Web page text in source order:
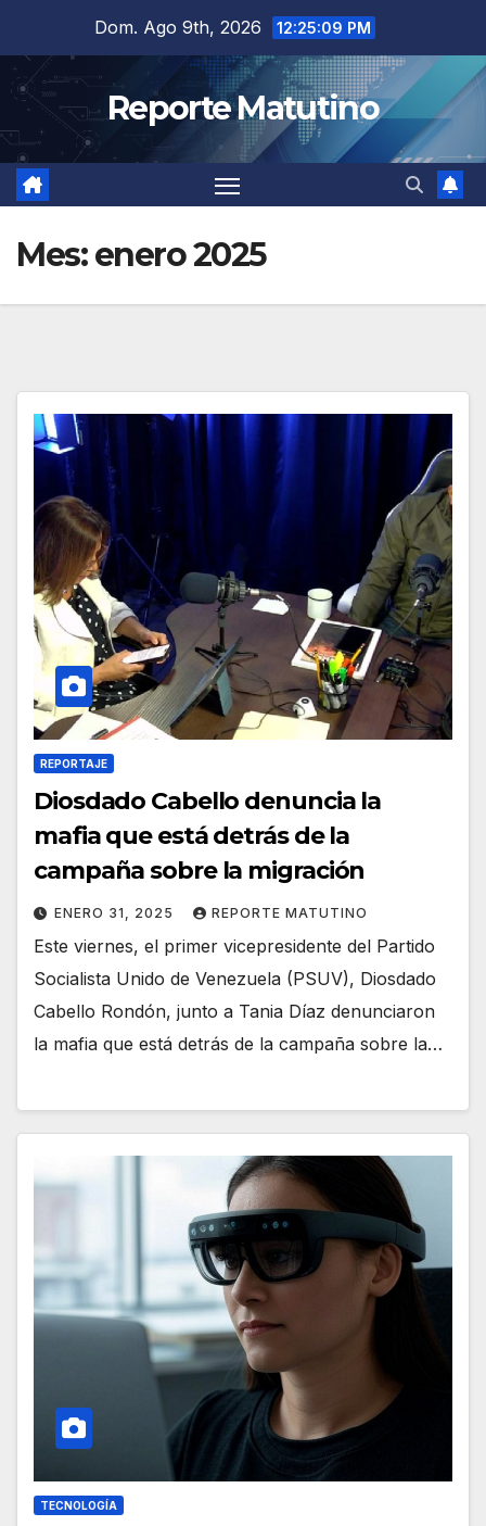
contenido
Dom. Ago 9th, 2026 12:25:10 PM
Reporte Matutino
Mes:enero 2025
REPORTAJE
Diosdado Cabello denuncia la
mafia que está detrás de la
campaña sobre la migración
ENERO 31, 2025 REPORTE MATUTINO
Este viernes, el primer vicepresidente del Partido
Socialista Unido de Venezuela (PSUV), Diosdado
Cabello Rondón, junto a Tania Díaz denunciaron
la mafia que está detrás de la campaña sobre la…
TECNOLOGÍA